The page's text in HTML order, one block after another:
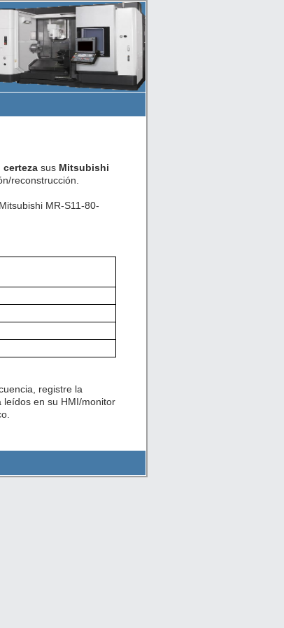
certezasus Mitsubishi
reconstrucción.
MR-S11-80-
registre la
leídos en su HMI/monitor